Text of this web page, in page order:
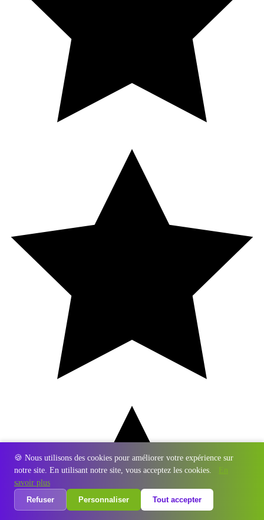
🍪 Nous utilisons des cookies pour améliorer votre expérience sur
notre site. En utilisant notre site, vous acceptez les cookies.
En
savoir plus
Refuser
Personnaliser Tout accepter